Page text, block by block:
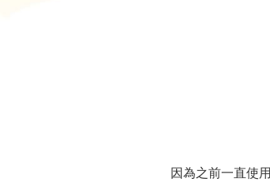
因為之前一直使用